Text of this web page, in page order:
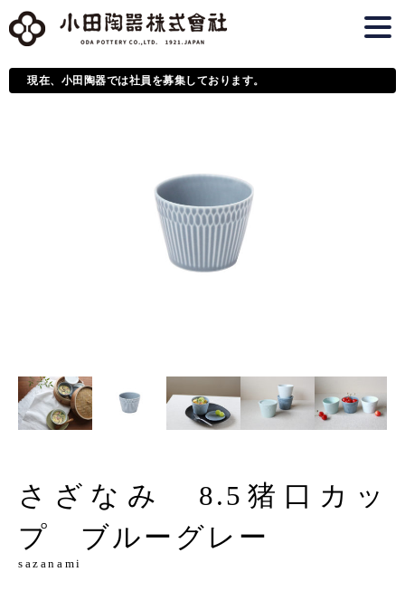
現在、小田陶器では社員を募集しております。
さざなみ 8.5猪口カッ
プ ブルーグレー
sazanami